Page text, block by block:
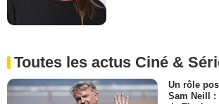
Toutes les actus Ciné &
Un rôle
Sam Neill :